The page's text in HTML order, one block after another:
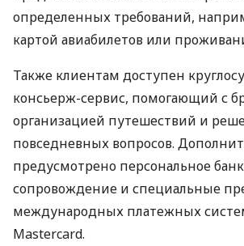
определенных требований,
картой авиабилетов или
Также клиентам доступен
консьерж-сервис, помогающий с
организацией путешествий и
повседневных вопросов.
предусмотрено персональное
сопровождение и специальные
международных платежных
Mastercard.